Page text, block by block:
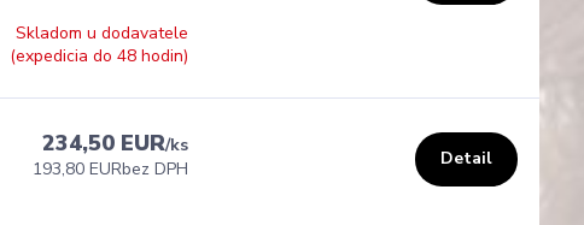
Skladom u dodavatele
(expedicia do 48 hodin)
234,50 EUR/ks
193,80 EURbez DPH Detail